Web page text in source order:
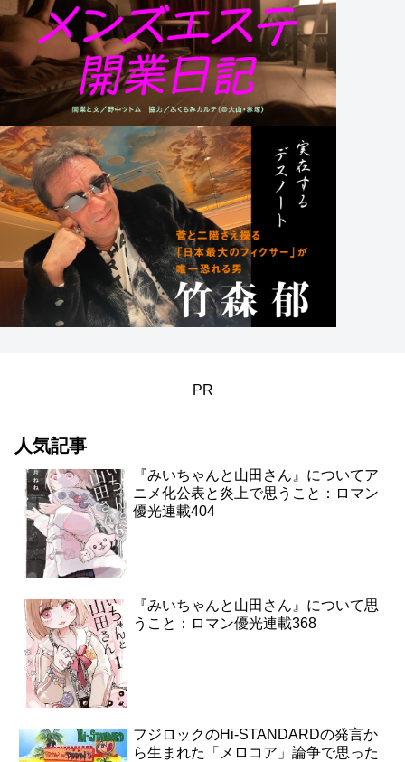
PR
人気記事
『みいちゃんと山田さん』についてア
ニメ化公表と炎上で思うこと：ロマン
優光連載404
『みいちゃんと山田さん』について思
うこと：ロマン優光連載368
フジロックのHi-STANDARDの発言か
ら生まれた「メロコア」論争で思った